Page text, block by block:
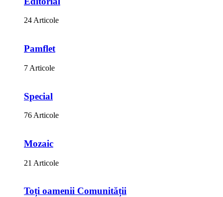
24 Articole
Pamflet
7 Articole
Special
76 Articole
Mozaic
21 Articole
Toți oamenii Comunității